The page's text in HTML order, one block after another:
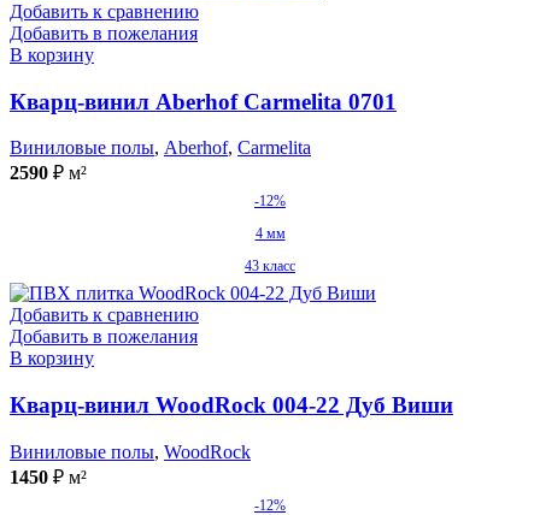
Добавить к сравнению
Добавить в пожелания
В корзину
Кварц-винил Aberhof Carmelita 0701
Виниловые полы, Aberhof, Carmelita
2590 ₽ м²
-12%
4 мм
43 класс
Добавить к сравнению
Добавить в пожелания
В корзину
Кварц-винил WoodRock 004-22 Дуб Виши
Виниловые полы, WoodRock
1450 ₽ м²
-12%